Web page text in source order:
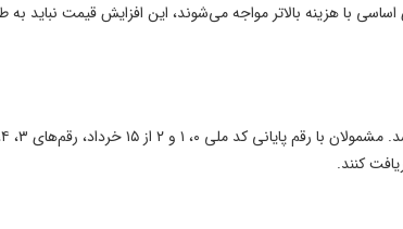
با هزینه بالاتر مواجه می‌شوند، این افزایش قیمت نباید